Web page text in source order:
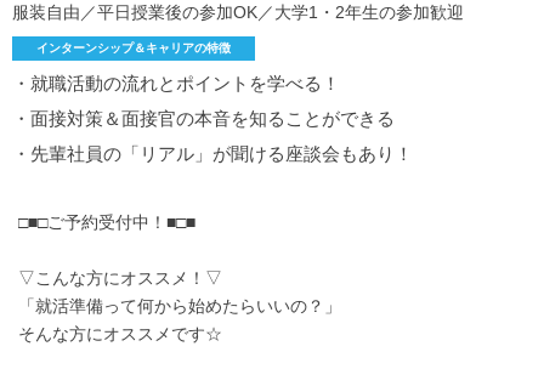
服装自由／平日授業後の参加OK／大学1・2年生の参加歓迎
インターンシップ＆キャリアの特徴
・就職活動の流れとポイントを学べる！
・面接対策＆面接官の本音を知ることができる
・先輩社員の「リアル」が聞ける座談会もあり！
□■□ご予約受付中！■□■
▽こんな方にオススメ！▽
「就活準備って何から始めたらいいの？」
そんな方にオススメです☆